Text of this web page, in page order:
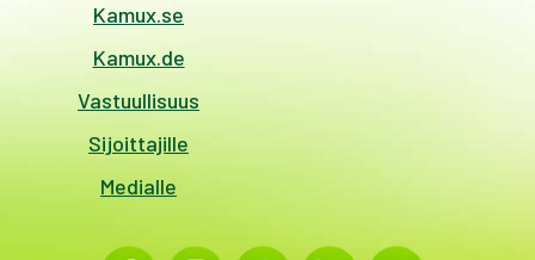
Kamux.se
Kamux.de
Vastuullisuus
Sijoittajille
Medialle